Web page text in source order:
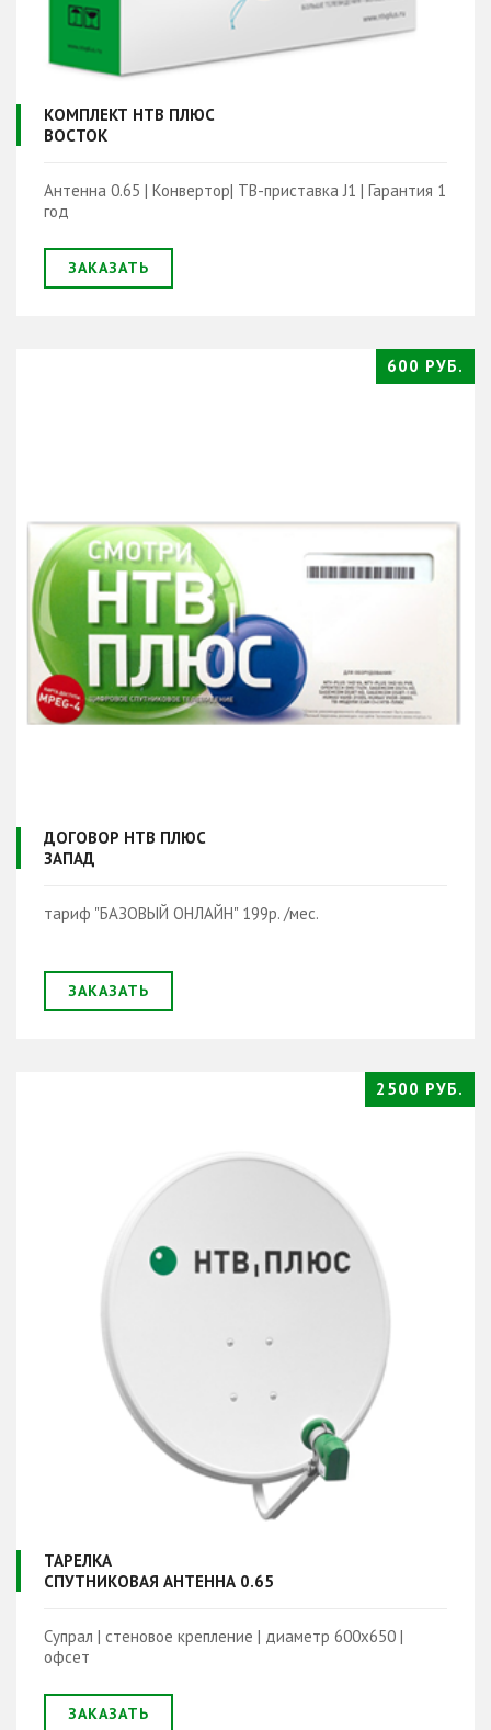
КОМПЛЕКТ НТВ ПЛЮС
ВОСТОК
Антенна 0.65 | Конвертор| ТВ-приставка J1 | Гарантия 1
год
ЗАКАЗАТЬ
600 РУБ.
ДОГОВОР НТВ ПЛЮС
ЗАПАД
тариф "БАЗОВЫЙ ОНЛАЙН" 199р. /мес.
ЗАКАЗАТЬ
2500 РУБ.
ТАРЕЛКА
СПУТНИКОВАЯ АНТЕННА 0.65
Супрал | стеновое крепление | диаметр 600х650 |
офсет
ЗАКАЗАТЬ